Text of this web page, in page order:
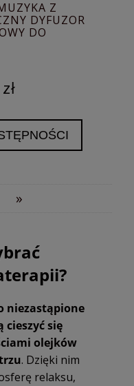
Z
DYFUZOR
DO
»
niezastąpione
się
olejków
. Dzięki nim
relaksu,